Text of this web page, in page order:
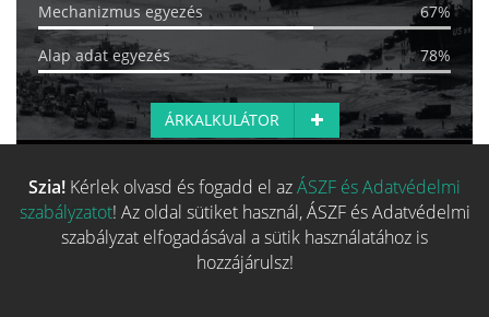
Mechanizmus egyezés
67%
Alap adat egyezés 78%
ÁRKALKULÁTOR
Több hasonló játék keresése
Szia! Kérlek olvasd és fogadd el azÁSZF és Adatvédelmi
szabályzatot! Az oldal sütiket használ, ÁSZF és Adatvédelmi
szabályzat elfogadásával a sütik használatához is
hozzájárulsz!